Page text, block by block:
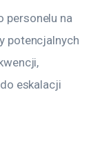
personelu na
potencjalnych
eskalacji